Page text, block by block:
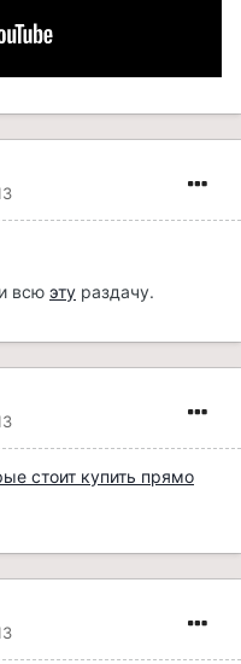
всю эту раздачу.
стоит купить прямо